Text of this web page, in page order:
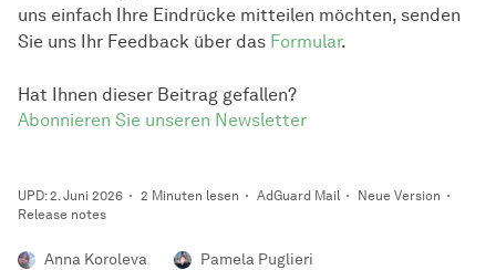
uns einfach Ihre Eindrücke mitteilen möchten, senden
Sie uns Ihr Feedback über das Formular.
Hat Ihnen dieser Beitrag gefallen?
Abonnieren Sie unseren Newsletter
UPD: 2. Juni 2026 2 Minuten lesen AdGuard Mail
Neue Version
Release notes
Anna Koroleva Pamela Puglieri